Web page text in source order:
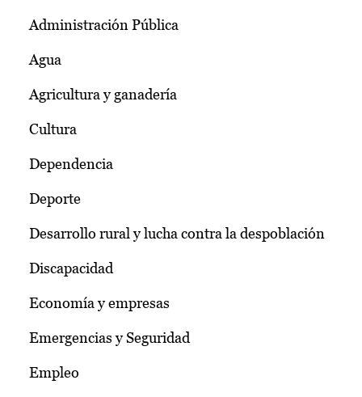
Administración Pública
Agua
Agricultura y ganadería
Cultura
Dependencia
Deporte
Desarrollo rural y lucha contra la despoblación
Discapacidad
Economía y empresas
Emergencias y Seguridad
Empleo